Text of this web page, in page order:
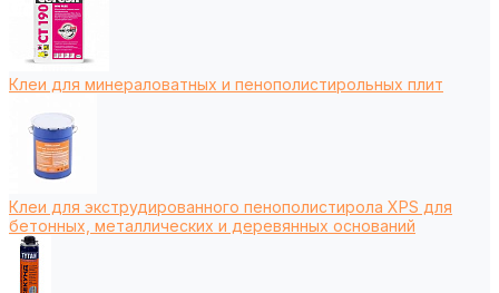
Клеи для минераловатных и пенополистирольных плит
Клеи для экструдированного пенополистирола XPS для
бетонных, металлических и деревянных оснований